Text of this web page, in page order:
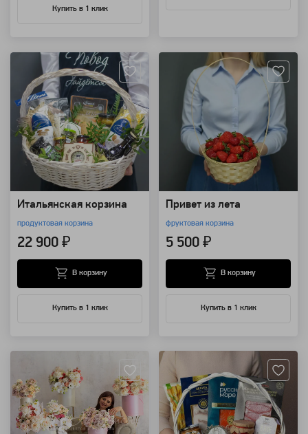
Купить в 1 клик
Итальянская корзина
продуктовая корзина
22 900 ₽
Купить в 1 клик
В корзину
Привет из лета
фруктовая корзина
5 500 ₽
Купить в 1 клик
В корзину